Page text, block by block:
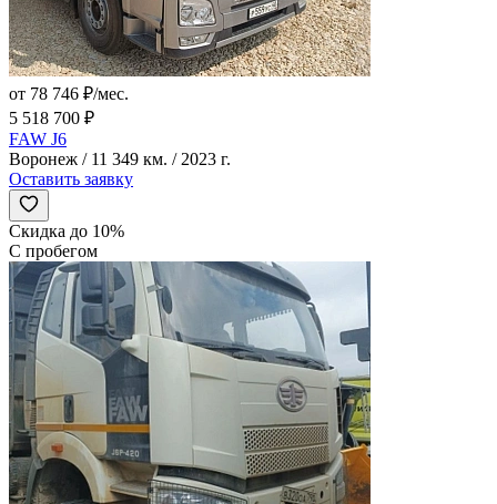
от 78 746 ₽/мес.
5 518 700 ₽
FAW J6
Воронеж / 11 349 км. / 2023 г.
Оставить заявку
Скидка до 10%
С пробегом